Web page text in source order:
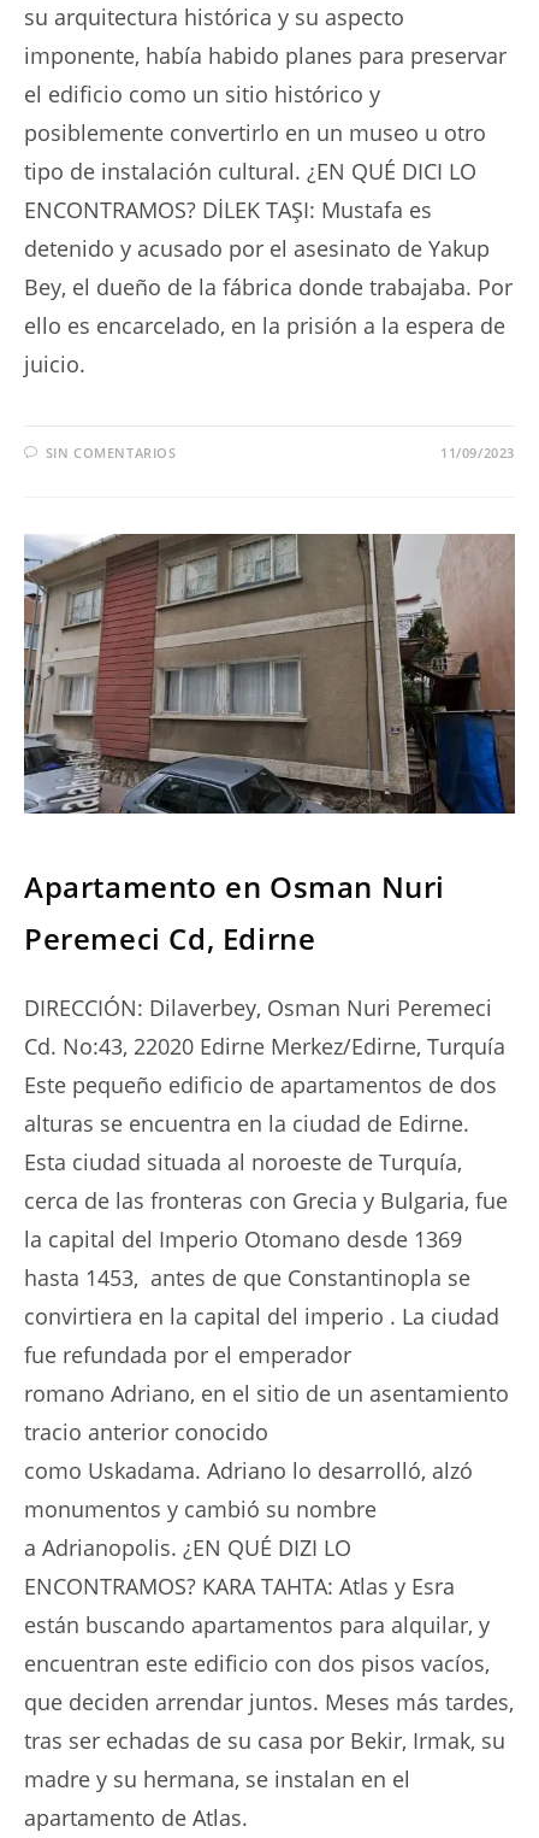
su arquitectura histórica y su aspecto
imponente, había habido planes para preservar
el edificio como un sitio histórico y
posiblemente convertirlo en un museo u otro
tipo de instalación cultural. ¿EN QUÉ DICI LO
ENCONTRAMOS? DİLEK TAŞI: Mustafa es
detenido y acusado por el asesinato de Yakup
Bey, el dueño de la fábrica donde trabajaba. Por
ello es encarcelado, en la prisión a la espera de
juicio.
SIN COMENTARIOS 11/09/2023
Apartamento en Osman Nuri
Peremeci Cd, Edirne
DIRECCIÓN: Dilaverbey, Osman Nuri Peremeci
Cd. No:43, 22020 Edirne Merkez/Edirne, Turquía
Este pequeño edificio de apartamentos de dos
alturas se encuentra en la ciudad de Edirne.
Esta ciudad situada al noroeste de Turquía,
cerca de las fronteras con Grecia y Bulgaria, fue
la capital del Imperio Otomano desde 1369
hasta 1453, antes de que Constantinopla se
convirtiera en la capital del imperio . La ciudad
fue refundada por el emperador
romano Adriano, en el sitio de un asentamiento
tracio anterior conocido
como Uskadama. Adriano lo desarrolló, alzó
monumentos y cambió su nombre
a Adrianopolis. ¿EN QUÉ DIZI LO
ENCONTRAMOS? KARA TAHTA: Atlas y Esra
están buscando apartamentos para alquilar, y
encuentran este edificio con dos pisos vacíos,
que deciden arrendar juntos. Meses más tardes,
tras ser echadas de su casa por Bekir, Irmak, su
madre y su hermana, se instalan en el
apartamento de Atlas.